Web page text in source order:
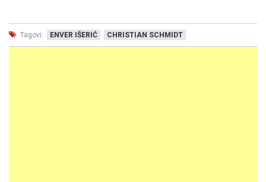
Tagovi: ENVER IŠERIĆ CHRISTIAN SCHMIDT